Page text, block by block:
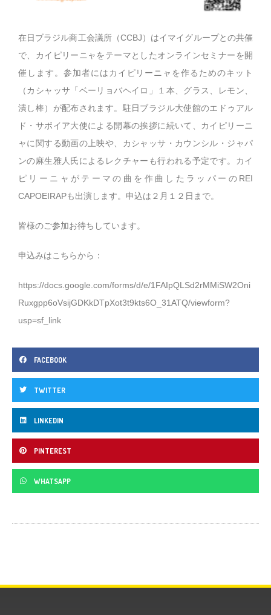
在日ブラジル商工会議所（CCBJ）はイマイグループとの共催
で、カイピリーニャをテーマとしたオンラインセミナーを開
催します。参加者にはカイピリーニャを作るためのキット
（カシャッサ「ベーリョバヘイロ」１本、グラス、レモン、
潰し棒）が配布されます。駐日ブラジル大使館のエドゥアル
ド・サボイア大使による開幕の挨拶に続いて、カイピリーニ
ャに関する動画の上映や、カシャッサ・カウンシル・ジャパ
ンの麻生雅人氏によるレクチャーも行われる予定です。カイ
ピリーニャがテーマの曲を作曲したラッパーのREI
CAPOEIRAPも出演します。申込は２月１２日まで。
皆様のご参加お待ちしています。
申込みはこちらから：
https://docs.google.com/forms/d/e/1FAIpQLSd2rMMiSW2Oni
Ruxgpp6oVsijGDKkDTpXot3t9kts6O_31ATQ/viewform?
usp=sf_link
FACEBOOK
TWITTER
LINKEDIN
PINTEREST
WHATSAPP